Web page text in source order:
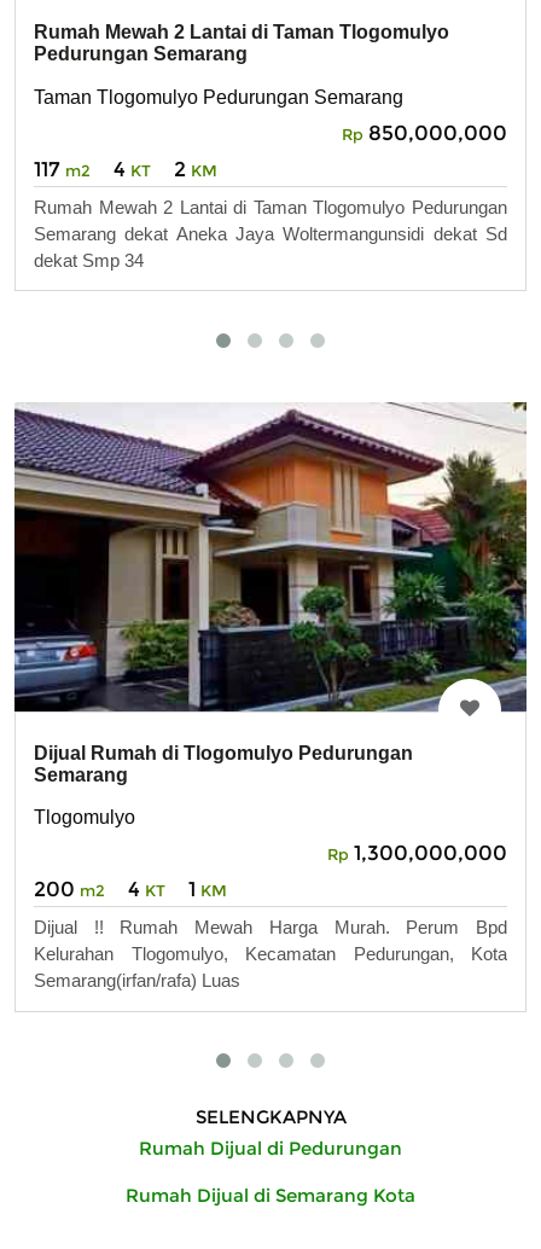
Rumah Mewah 2 Lantai di Taman Tlogomulyo
Pedurungan Semarang
Taman Tlogomulyo Pedurungan Semarang
Rp 850,000,000
117 m2 4 KT 2 KM
Rumah Mewah 2 Lantai di Taman Tlogomulyo Pedurungan
Semarang dekat Aneka Jaya Woltermangunsidi dekat Sd
dekat Smp 34
Dijual Rumah di Tlogomulyo Pedurungan
Semarang
Tlogomulyo
Rp 1,300,000,000
200 m2 4 KT 1 KM
Dijual !! Rumah Mewah Harga Murah. Perum Bpd
Kelurahan Tlogomulyo, Kecamatan Pedurungan, Kota
Semarang(irfan/rafa) Luas
SELENGKAPNYA
Rumah Dijual di Pedurungan
Rumah Dijual di Semarang Kota